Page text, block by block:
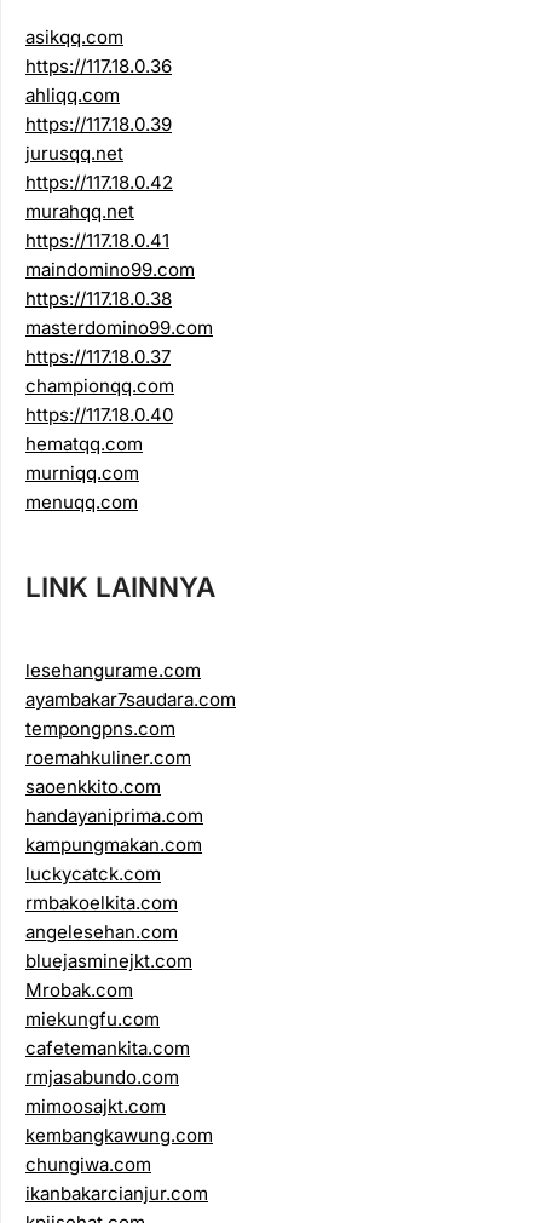
asikqq.com
https://117.18.0.36
ahliqq.com
https://117.18.0.39
jurusqq.net
https://117.18.0.42
murahqq.net
https://117.18.0.41
maindomino99.com
https://117.18.0.38
masterdomino99.com
https://117.18.0.37
championqq.com
https://117.18.0.40
hematqq.com
murniqq.com
menuqq.com
LINK LAINNYA
lesehangurame.com
ayambakar7saudara.com
tempongpns.com
roemahkuliner.com
saoenkkito.com
handayaniprima.com
kampungmakan.com
luckycatck.com
rmbakoelkita.com
angelesehan.com
bluejasminejkt.com
Mrobak.com
miekungfu.com
cafetemankita.com
rmjasabundo.com
mimoosajkt.com
kembangkawung.com
chungiwa.com
ikanbakarcianjur.com